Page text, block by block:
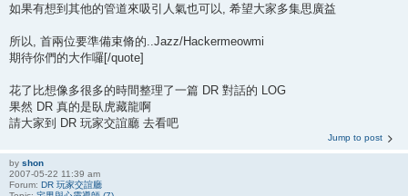
如果有想到其他的管道來吸引人氣也可以, 希望大家多集思廣益
所以, 首兩位要準備束脩的..Jazz/Hackermeowmi
期待你們的大作囉[/quote]
花了比想像多很多的時間整理了一篇 DR 對話的 LOG
果然 DR 真的是臥虎藏龍啊
請大家到 DR 玩家交誼廳 去看吧
Jump to post
by shon
2007-05-22 11:39 am
Forum: DR 玩家交誼廳